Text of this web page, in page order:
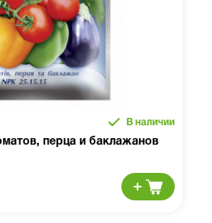
В наличии
перца и баклажанов